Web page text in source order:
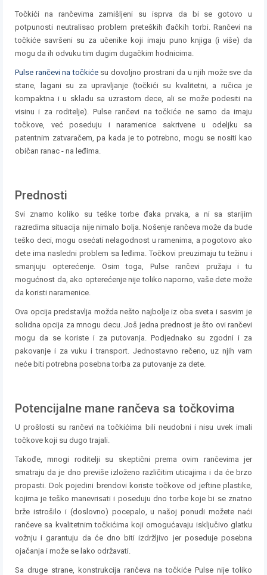
Točkići na rančevima zamišljeni su isprva da bi se gotovo u
potpunosti neutralisao problem preteških đačkih torbi. Rančevi na
točkiće savršeni su za učenike koji imaju puno knjiga (i više) da
mogu da ih odvuku tim dugim dugačkim hodnicima.
Pulse rančevi na točkićesu dovoljno prostrani da u njih može sve da
stane, lagani su za upravljanje (točkići su kvalitetni, a ručica je
kompaktna i u skladu sa uzrastom dece, ali se može podesiti na
visinu i za roditelje). Pulse rančevi na točkiće ne samo da imaju
točkove, već poseduju i naramenice sakrivene u odeljku sa
patentnim zatvaračem, pa kada je to potrebno, mogu se nositi kao
običan ranac - na leđima.
Prednosti
Svi znamo koliko su teške torbe đaka prvaka, a ni sa starijim
razredima situacija nije nimalo bolja. Nošenje rančeva može da bude
teško deci, mogu osećati nelagodnost u ramenima, a pogotovo ako
dete ima nasledni problem sa leđima. Točkovi preuzimaju tu težinu i
smanjuju opterećenje. Osim toga, Pulse rančevi pružaju i tu
mogućnost da, ako opterećenje nije toliko naporno, vaše dete može
da koristi naramenice.
Ova opcija predstavlja možda nešto najbolje iz oba sveta i sasvim je
solidna opcija za mnogu decu. Još jedna prednost je što ovi rančevi
mogu da se koriste i za putovanja. Podjednako su zgodni i za
pakovanje i za vuku i transport. Jednostavno rečeno, uz njih vam
neće biti potrebna posebna torba za putovanje za dete.
Potencijalne mane rančeva sa točkovima
U prošlosti su rančevi na točkićima bili neudobni i nisu uvek imali
točkove koji su dugo trajali.
Takođe, mnogi roditelji su skeptični prema ovim rančevima jer
smatraju da je dno previše izloženo različitim uticajima i da će brzo
propasti. Dok pojedini brendovi koriste točkove od jeftine plastike,
kojima je teško manevrisati i poseduju dno torbe koje bi se znatno
brže istrošilo i (doslovno) pocepalo, u našoj ponudi možete naći
rančeve sa kvalitetnim točkićima koji omogućavaju isključivo glatku
vožnju i garantuju da će dno biti izdržljivo jer poseduje posebna
ojačanja i može se lako održavati.
Sa druge strane, konstrukcija rančeva na točkiće Pulse nije toliko